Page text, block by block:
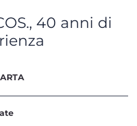
40 anni di
ti abbiamo dedicato